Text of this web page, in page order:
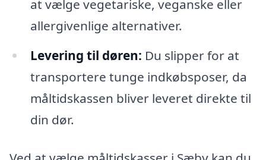
at vælge vegetariske, veganske eller
allergivenlige alternativer.
Levering til døren: Du slipper for at
transportere tunge indkøbsposer, da
måltidskassen bliver leveret direkte til
din dør.